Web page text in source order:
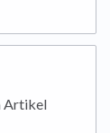
Artikel